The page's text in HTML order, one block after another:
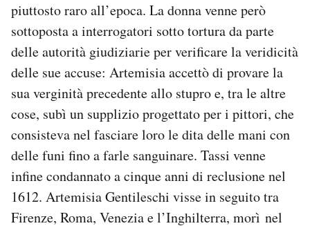
piuttosto raro all’epoca. La donna venne però
sottoposta a interrogatori sotto tortura da parte
delle autorità giudiziarie per verificare la veridicità
delle sue accuse: Artemisia accettò di provare la
sua verginità precedente allo stupro e, tra le altre
cose, subì un supplizio progettato per i pittori, che
consisteva nel fasciare loro le dita delle mani con
delle funi fino a farle sanguinare. Tassi venne
infine condannato a cinque anni di reclusione nel
1612. Artemisia Gentileschi visse in seguito tra
Firenze, Roma, Venezia e l’Inghilterra, morì nel